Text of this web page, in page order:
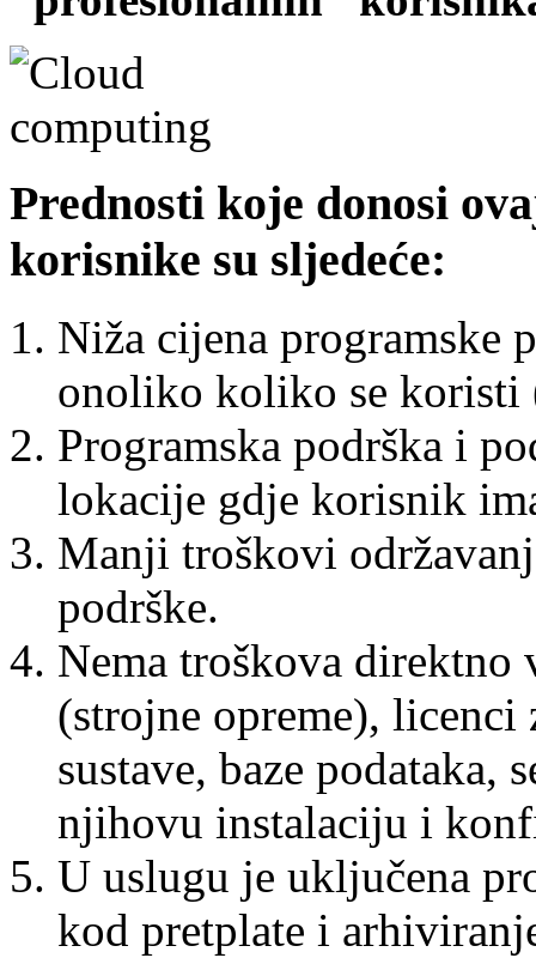
Prednosti koje donosi
korisnike su sljedeće:
Niža cijena programske
onoliko koliko se koristi
Programska podrška i
lokacije gdje korisnik
Manji troškovi
podrške.
Nema troškova direktno
(strojne opreme), licenci
sustave, baze podataka,
njihovu instalaciju i
U uslugu je uključena
kod pretplate i